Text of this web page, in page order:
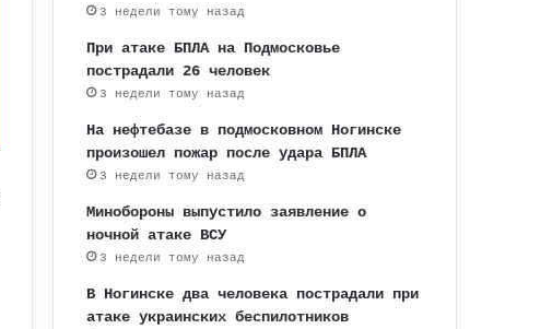
3 недели тому назад
При атаке БПЛА на Подмосковье
пострадали 26 человек
3 недели тому назад
На нефтебазе в подмосковном Ногинске
произошел пожар после удара БПЛА
3 недели тому назад
Минобороны выпустило заявление о
ночной атаке ВСУ
3 недели тому назад
В Ногинске два человека пострадали при
атаке украинских беспилотников